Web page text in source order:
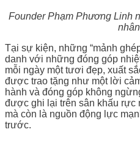
Founder Phạm Phương Linh
Tại sự kiện, những “mảnh
danh với những đóng góp
mỗi ngày một tươi đẹp, xuất
được trao tặng như một lời
hành và đóng góp không
được ghi lại trên sân khấu rực
mà còn là nguồn động lực
trước.